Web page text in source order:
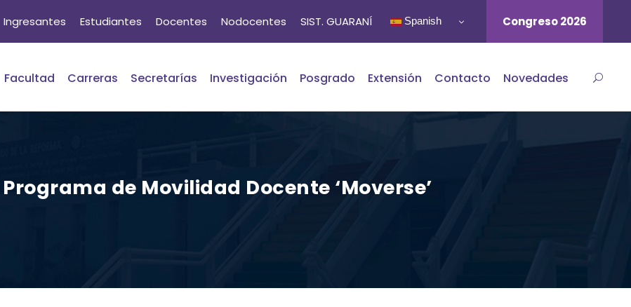
Ingresantes Estudiantes Docentes Nodocentes SIST. GUARANÍ Spanish Congreso 2026
Facultad Carreras Secretarías Investigación Posgrado Extensión Contacto Novedades
de Movilidad Docente ‘Moverse’